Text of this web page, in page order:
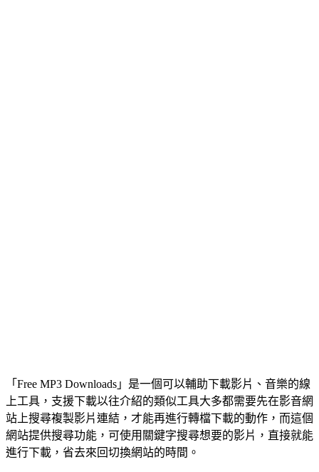
「Free MP3 Downloads」是一個可以輔助下載影片、音樂的線
上工具，支援下載以往介紹的類似工具大多都需要先在影音網
站上搜尋複製影片連結，才能再進行轉檔下載的動作，而這個
網站提供搜尋功能，可使用關鍵字搜尋想要的影片，直接就能
進行下載，省去來回切換網站的時間。